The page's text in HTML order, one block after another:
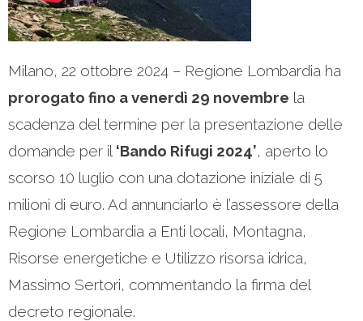
Milano, 22 ottobre 2024 – Regione Lombardia ha
prorogato fino a venerdì 29 novembre la
scadenza del termine per la presentazione delle
domande per il ‘Bando Rifugi 2024’, aperto lo
scorso 10 luglio con una dotazione iniziale di 5
milioni di euro. Ad annunciarlo è l’assessore della
Regione Lombardia a Enti locali, Montagna,
Risorse energetiche e Utilizzo risorsa idrica,
Massimo Sertori, commentando la firma del
decreto regionale.